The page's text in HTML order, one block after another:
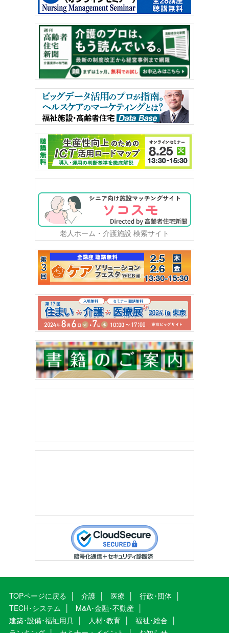
老人ホーム・介護施設 検索サイト
TOPページに戻る 介護 医療
行政･団体
TECH･システム
M&A･金融･不動産
建築･設備･福祉用具
人材･教育
福祉･総合